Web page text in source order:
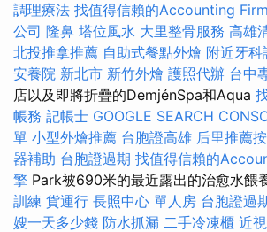
調理療法 找值得信賴的Accounting Firm
公司 隆鼻 塔位風水 大里整骨服務 高雄
北投推拿推薦 自助式餐點外燴 附近牙科
安養院 新北市 新竹外燴 護照代辦 台中
店以及即將折疊的DemjénSpa和Aqua
帳務 記帳士 GOOGLE SEARCH
單 小型外燴推薦 台胞證高雄 后里推薦
器補助 台胞證過期 找值得信賴的
擎 Park被690米的最近露出的治愈水餵
訓練 貨運行 長照中心 單人房 台胞證過
嫂一天多少錢 防水抓漏 二手冷凍櫃 近